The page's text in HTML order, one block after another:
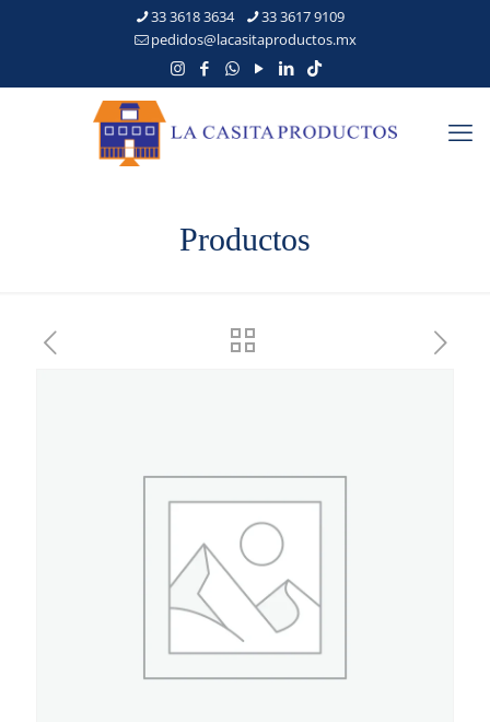
33 3618 3634
33 3617 9109
pedidos@lacasitaproductos.mx
Productos